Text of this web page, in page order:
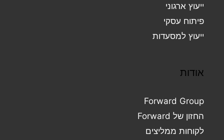
ייעוץ ארגוני
פיתוח עסקי
ייעוץ למסעדות
אודות
Forward Group
החזון של Forward
לקוחות ממליצים